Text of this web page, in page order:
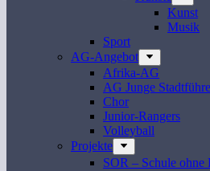
Kunst
Musik
Sport
AG-Angebot
Afrika-AG
AG Junge
Chor
Junior-Rangers
Volleyball
Projekte
SOR – Schule ohne